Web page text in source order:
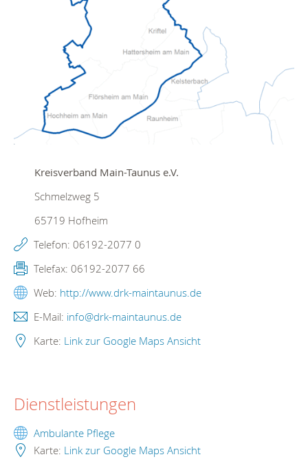
Kreisverband Main-Taunus e.V.
Schmelzweg 5
65719 Hofheim
Telefon: 06192-2077 0
Telefax: 06192-2077 66
Web: http://www.drk-maintaunus.de
E-Mail: info@drk-maintaunus.de
Karte: Link zur Google Maps Ansicht
Dienstleistungen
Ambulante Pflege
Karte: Link zur Google Maps Ansicht